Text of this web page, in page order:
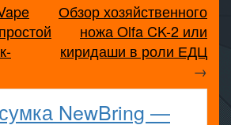
Обзор хозяйственного
ножа Olfa CK-2 или
киридаши в роли ЕДЦ
→
NewBring —